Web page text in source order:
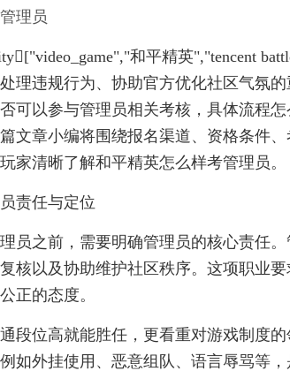
理员
和平精英","tencent
理违规行为、协助官方优化社区气氛
可以参与管理员相关考核，具体流程
文章小编将围绕报名渠道、资格条件
家清晰了解和平精英怎么样考管理员。
责任与定位
员之前，需要明确管理员的核心责任
核以及协助维护社区秩序。这项职业
正的态度。
段位高就能胜任，更看重对游戏制度
如外挂使用、恶意组队、语言辱骂等